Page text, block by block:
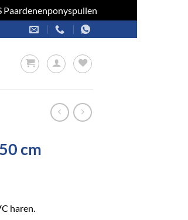
Paardenenponyspullen
cm
haren.